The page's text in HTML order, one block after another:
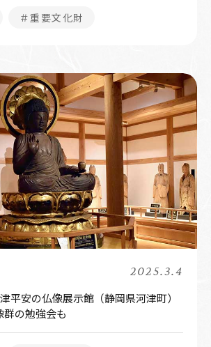
＃重要文化財
2025.3.4
平安の仏像展示館（静岡県河津町）
の勉強会も